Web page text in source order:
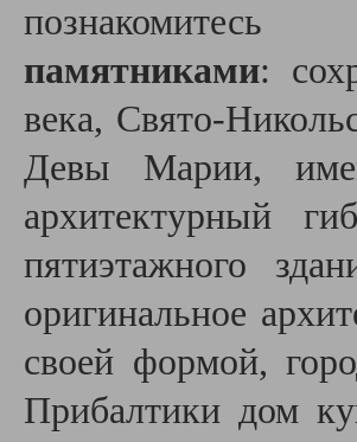
памятниками:
века, Свято-
Девы Марии,
архитектурный
пятиэтажного
оригинальное
своей формой,
Прибалтики дом